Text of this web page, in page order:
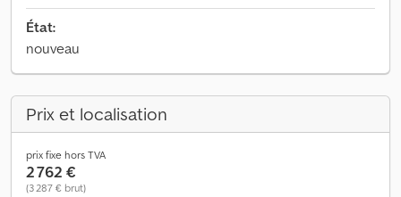
État:
nouveau
Prix et localisation
prix fixe hors TVA
2 762 €
(3 287 € brut)